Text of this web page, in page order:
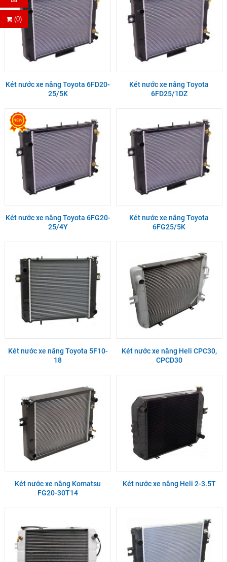
(0)
Két nước xe nâng Toyota 6FD20-
25/5K
Két nước xe nâng Toyota
6FD25/1DZ
Két nước xe nâng Toyota 6FG20-
25/4Y
Két nước xe nâng Toyota
6FG25/5K
Két nước xe nâng Toyota 5F10-
18
Két nước xe nâng Heli CPC30,
CPCD30
Két nước xe nâng Komatsu
FG20-30T14
Két nước xe nâng Heli 2-3.5T